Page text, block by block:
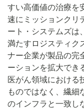
すい高価値の治療を
速にミッションクリ
ート・システムズは
満たすロジスティク
ナー企業が製品の完
ーションを拡大でき
医がん領域における
ものではなく、繊細
のインフラと一致し